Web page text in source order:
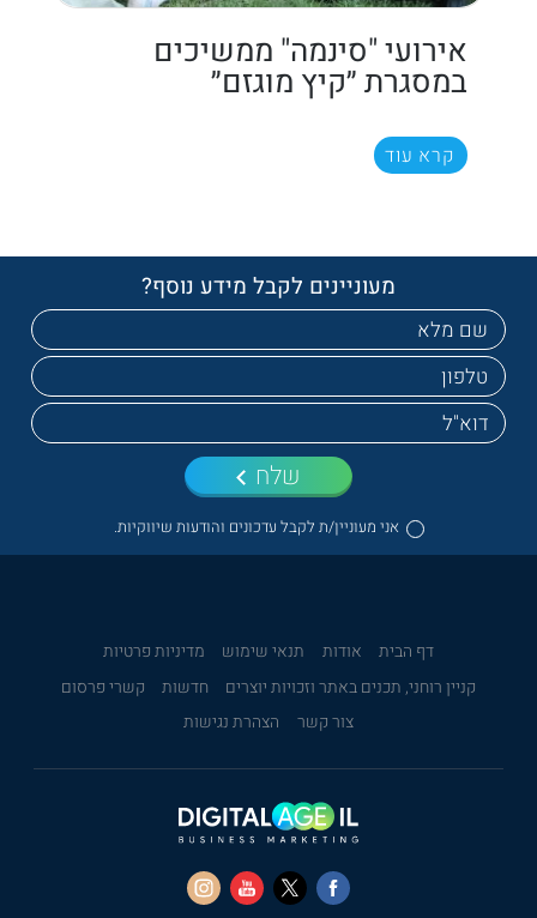
אירועי "סינמה" ממשיכים
במסגרת ״קיץ מוגזם״
קרא עוד
מעוניינים לקבל מידע נוסף?
אני מעוניין/ת לקבל עדכונים והודעות שיווקיות.
שלח
דף הבית אודות תנאי שימוש
מדיניות פרטיות
קניין רוחני, תכנים באתר וזכויות יוצרים
חדשות
קשרי פרסום
צור קשר
הצהרת נגישות